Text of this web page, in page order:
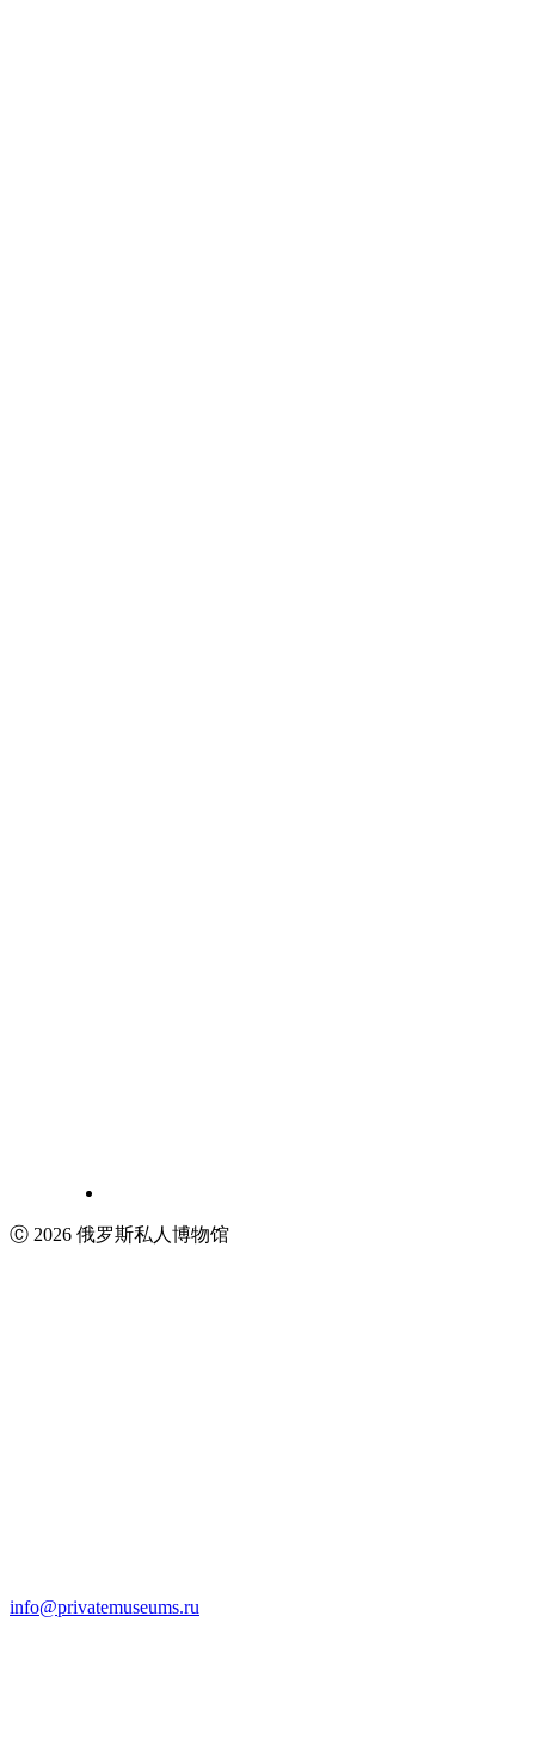
Ⓒ 2026 俄罗斯私人博物馆
info@privatemuseums.ru